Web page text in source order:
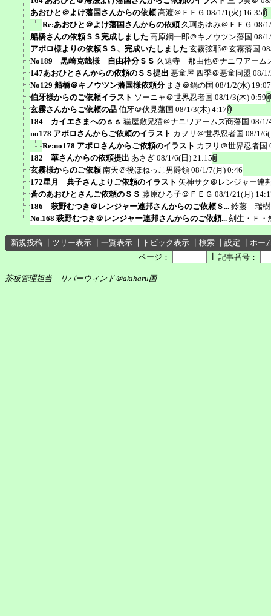
あおひと＠よけ藩国さんからの依頼 高渡＠ＦＥＧ 08/1/1(火) 16:35
Re:あおひと＠よけ藩国さんからの依頼 久珂あゆみ＠ＦＥＧ 08/
船橋さんの依頼ＳＳ完成しました 高原鋼一郎＠キノウツン藩国 08/
アポロ様よりの依頼ＳＳ、完成いたしました 玄霧弦耶＠玄霧藩国
No189 黒崎克哉様 自由枠分ＳＳ 久遠寺 那由他＠ナニワアーム
147あおひとさんからの依頼のＳＳ提出 悪童屋 四季＠悪童同盟 08/
No129 船橋＠キノウツン藩国様依頼分 まき＠鍋の国 08/1/2(水) 19:07
伯牙様からのご依頼イラスト ソーニャ＠世界忍者国 08/1/3(木) 0:59
玄霧さんからご依頼の品 伯牙＠伏見藩国 08/1/3(木) 4:17
184 カイエさまへのｓｓ 猫屋敷兄猫＠ナニワアームズ商藩国 08/1/
no178 アポロさんからご依頼のイラスト カヲリ＠世界忍者国 08/1/
Re:no178 アポロさんからご依頼のイラスト カヲリ＠世界忍者国
182 華さんからの依頼提出 あさぎ 08/1/6(日) 21:15
玄霧様からのご依頼 南天＠後ほねっこ男爵領 08/1/7(月) 0:46
172星月 典子さんよりご依頼のイラスト 矢神サク＠レンジャー連
蒼のあおひとさんご依頼のＳＳ 藤原ひろ子＠ＦＥＧ 08/1/21(月)
186 萩野むつき＠レンジャー連邦さんからのご依頼Ｓ... 鈴藤 瑞樹
No.168 萩野むつき＠レンジャー連邦さんからのご依頼... 刻生・Ｆ・
新規投稿 ツリー表示 一覧表示 トピック表示 検索 設定
ホー
ページ：
記事番号：
茶板管理担当 リバーウィンド＠akiharu国